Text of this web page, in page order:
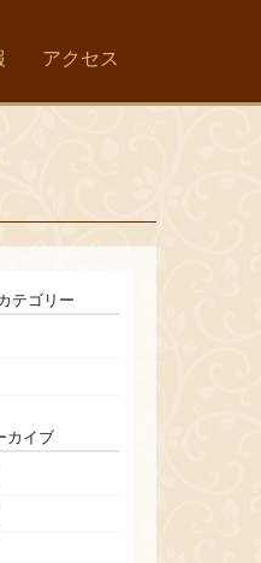
アクセス
テゴリー
カイブ